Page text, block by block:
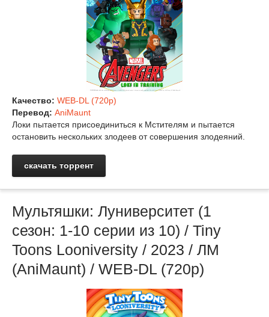
Качество: WEB-DL (720p)
Перевод: AniMaunt
Локи пытается присоединиться к Мстителям и пытается
остановить нескольких злодеев от совершения злодеяний.
скачать торрент
Мультяшки: Луниверситет (1
сезон: 1-10 серии из 10) / Tiny
Toons Looniversity / 2023 / ЛМ
(AniMaunt) / WEB-DL (720p)